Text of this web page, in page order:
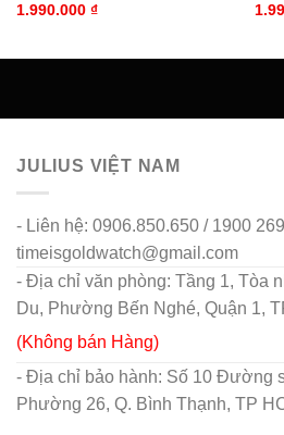
1.990.000 ₫
JULIUS VIỆT NAM
- Liên hệ: 0906.850.650 / 1900
timeisgoldwatch@gmail.com
- Địa chỉ văn phòng: Tầng 1, Tòa
Du, Phường Bến Nghé, Quận 1,
(Không bán Hàng)
- Địa chỉ bảo hành: Số 10 Đường
Phường 26, Q. Bình Thạnh, TP